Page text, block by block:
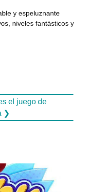
y espeluznante
niveles fantásticos y
el juego de
❯